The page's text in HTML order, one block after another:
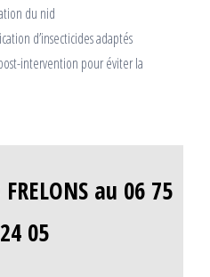
du nid
d’insecticides adaptés
intervention pour éviter la
au 06 75
05